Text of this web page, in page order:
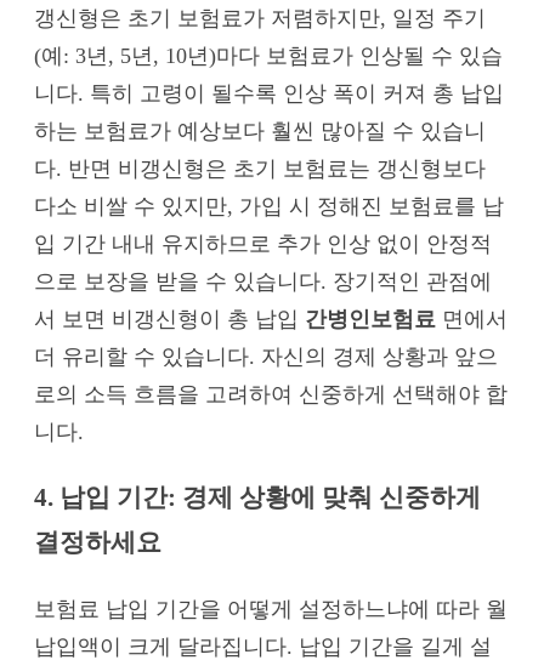
갱신형은 초기 보험료가 저렴하지만, 일정 주기
(예: 3년, 5년, 10년)마다 보험료가 인상될 수 있습
니다. 특히 고령이 될수록 인상 폭이 커져 총 납입
하는 보험료가 예상보다 훨씬 많아질 수 있습니
다. 반면 비갱신형은 초기 보험료는 갱신형보다
다소 비쌀 수 있지만, 가입 시 정해진 보험료를 납
입 기간 내내 유지하므로 추가 인상 없이 안정적
으로 보장을 받을 수 있습니다. 장기적인 관점에
서 보면 비갱신형이 총 납입 간병인보험료 면에서
더 유리할 수 있습니다. 자신의 경제 상황과 앞으
로의 소득 흐름을 고려하여 신중하게 선택해야 합
니다.
4. 납입 기간: 경제 상황에 맞춰 신중하게
결정하세요
보험료 납입 기간을 어떻게 설정하느냐에 따라 월
납입액이 크게 달라집니다. 납입 기간을 길게 설